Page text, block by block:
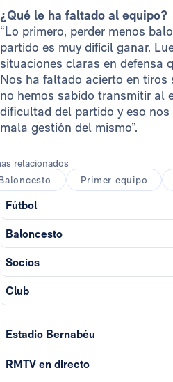
¿Qué le ha faltado al equipo?
“Lo primero, perder menos
partido es muy difícil ganar.
situaciones claras en defensa
Nos ha faltado acierto en tiros
no hemos sabido transmitir al
dificultad del partido y eso
mala gestión del mismo”.
relacionados
Primer equipo
Fútbol
Baloncesto
Socios
Club
Estadio Bernabéu
RMTV en directo